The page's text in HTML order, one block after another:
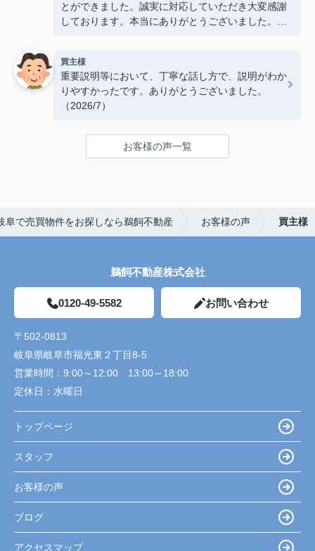
とができました。誠実に対応していただき大変感謝
しております。本当にありがとうございました。
買主様
重要説明等において、丁寧な話し方で、説明がわか
りやすかったです。ありがとうございました。
（2026/7）
お客様の声一覧
阜で売買物件をお探しなら鵜飼不動産 お客様の声 買主様
鵜飼不動産株式会社
0120-49-5582 お問い合わせ
〒502-0813
岐阜県岐阜市福光東２丁目8-5
営業時間： 9:00～12:00 13:00～18:00
定休日： 水曜日
トップページ
スタッフ
お客様の声
ブログ
アクセスマップ